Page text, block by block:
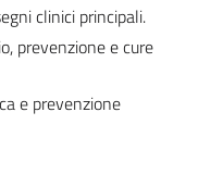
clinici principali.
prevenzione e cure
e prevenzione